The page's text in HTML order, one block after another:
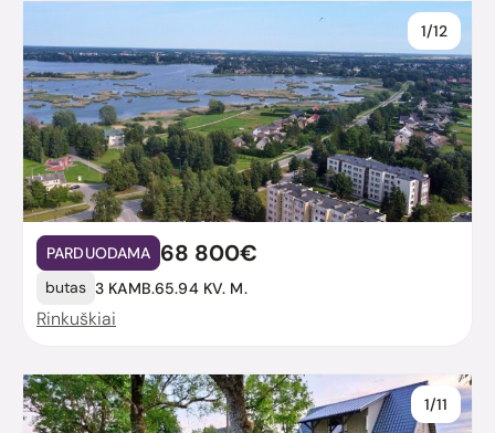
1/12
PARDUODAMA 68 800€
butas 3 KAMB.65.94 KV. M.
Rinkuškiai
1/11